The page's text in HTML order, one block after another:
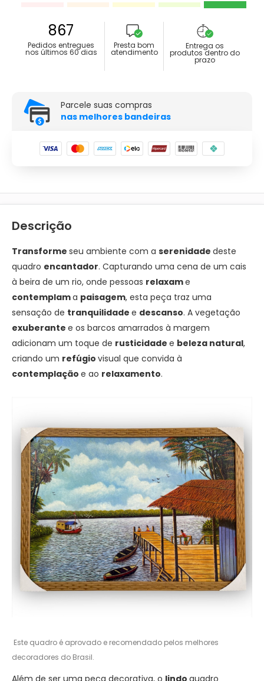
867
Pedidos entregues
nos últimos 60 dias
Presta bom
atendimento
Entrega os
produtos dentro do
prazo
Parcele suas compras
nas melhores bandeiras
Descrição
Transforme seu ambiente com a serenidade deste
quadro encantador. Capturando uma cena de um cais
à beira de um rio, onde pessoas relaxame
contemplama paisagem, esta peça traz uma
sensação de tranquilidade e descanso. A vegetação
exuberante e os barcos amarrados à margem
adicionam um toque de rusticidade e beleza natural,
criando um refúgio visual que convida à
contemplação e ao relaxamento.
Este quadro é aprovado e recomendado pelos melhores
decoradores do Brasil.